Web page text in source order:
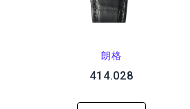
朗格
414.028